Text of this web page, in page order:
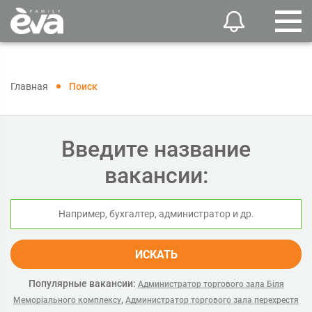
Главная Поиск
Введите название
вакансии:
ИСКАТЬ
Популярные вакансии: Администратор торгового зала Біля
Меморіального комплексу, Администратор торгового зала перехрестя